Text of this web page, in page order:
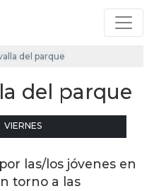
del parque
del parque
VIERNES
las/los jóvenes en
torno a las